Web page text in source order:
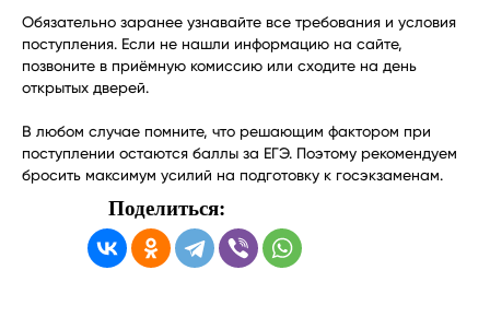
Обязательно заранее узнавайте все требования и условия
поступления. Если не нашли информацию на сайте,
позвоните в приёмную комиссию или сходите на день
открытых дверей.
В любом случае помните, что решающим фактором при
поступлении остаются баллы за ЕГЭ. Поэтому рекомендуем
бросить максимум усилий на подготовку к госэкзаменам.
Поделиться:
Формы обучения